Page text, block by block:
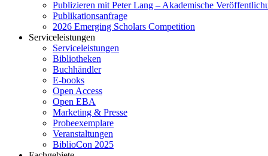
Publizieren mit Peter Lang – Akademische
Publikationsanfrage
2026 Emerging Scholars Competition
Serviceleistungen
Serviceleistungen
Bibliotheken
Buchhändler
E-books
Open Access
Open EBA
Marketing & Presse
Probeexemplare
Veranstaltungen
BiblioCon 2025